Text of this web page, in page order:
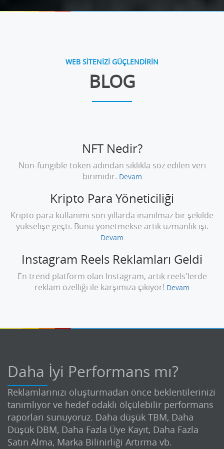
WEB SİTENİZİ GÜÇLENDİRİN
BLOG
NFT Nedir?
Non-fungible token adından sıklıkla söz edilen veri
birimidir. Devam
Kripto Para Yöneticiliği
Kripto para kullanımı son yıllarda inanılmaz bir şekilde
yükselişe geçti. Bunu yönetmekse artık uzmanlık işi.
Devam
Instagram Reels Reklamları Geldi
En trend platform olan Instagram, artık reels'lerde
reklam özelliği ile karşımıza çıkıyor! Devam
Daha İyi Performans mı?
Reklamlarınızı oluşturmadan önce beklentilerinizi
tanımlıyor ve hedef odaklı ölçülebilir performans
raporları sunuyoruz. Daha düşük TBM, Daha
Düşük DBM, Daha Fazla Üye Kayıt, Daha Fazla
Satın Alma, Marka Bilinirliği Artırma vb.